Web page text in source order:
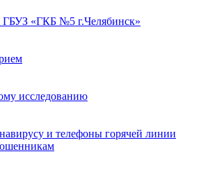
ГБУЗ «ГКБ №5 г.Челябинск»
исследованию
и телефоны горячей линии